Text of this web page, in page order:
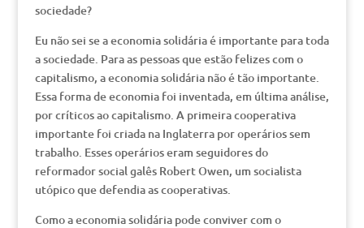
sociedade?
Eu não sei se a economia solidária é importante para toda
a sociedade. Para as pessoas que estão felizes com o
capitalismo, a economia solidária não é tão importante.
Essa forma de economia foi inventada, em última análise,
por críticos ao capitalismo. A primeira cooperativa
importante foi criada na Inglaterra por operários sem
trabalho. Esses operários eram seguidores do
reformador social galês Robert Owen, um socialista
utópico que defendia as cooperativas.
Como a economia solidária pode conviver com o